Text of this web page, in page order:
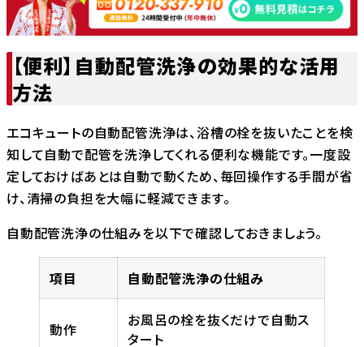
【便利】自動配管洗浄の効果的な活用
方法
エコキュートの自動配管洗浄は、浴槽の栓を抜いたことを検
知して自動で配管を洗浄してくれる便利な機能です。一度設
定しておけばあとは自動で動くため、毎回操作する手間が省
け、清掃の負担を大幅に軽減できます。
自動配管洗浄の仕組みを以下で確認しておきましょう。
項目 自動配管洗浄の仕組み
動作
お風呂の栓を抜くだけで自動ス
タート